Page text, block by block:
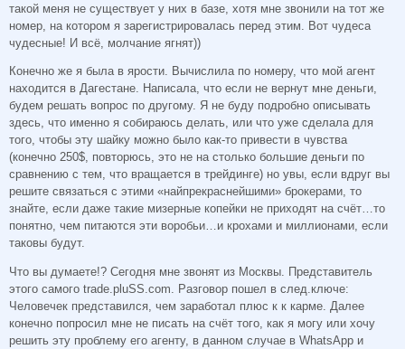
такой меня не существует у них в базе, хотя мне звонили на тот же
номер, на котором я зарегистрировалась перед этим. Вот чудеса
чудесные! И всё, молчание ягнят))
Конечно же я была в ярости. Вычислила по номеру, что мой агент
находится в Дагестане. Написала, что если не вернут мне деньги,
будем решать вопрос по другому. Я не буду подробно описывать
здесь, что именно я собираюсь делать, или что уже сделала для
того, чтобы эту шайку можно было как-то привести в чувства
(конечно 250$, повторюсь, это не на столько большие деньги по
сравнению с тем, что вращается в трейдинге) но увы, если вдруг вы
решите связаться с этими «найпрекраснейшими» брокерами, то
знайте, если даже такие мизерные копейки не приходят на счёт…то
понятно, чем питаются эти воробьи…и крохами и миллионами, если
таковы будут.
Что вы думаете!? Сегодня мне звонят из Москвы. Представитель
этого самого trade.pluSS.com. Разговор пошел в след.ключе:
Человечек представился, чем заработал плюс к к карме. Далее
конечно попросил мне не писать на счёт того, как я могу или хочу
решить эту проблему его агенту, в данном случае в WhatsApp и